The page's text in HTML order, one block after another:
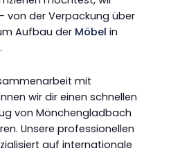
von der Verpackung über
Aufbau der Möbel in
mit
wir dir einen schnellen
von Mönchengladbach
Unsere professionellen
auf internationale